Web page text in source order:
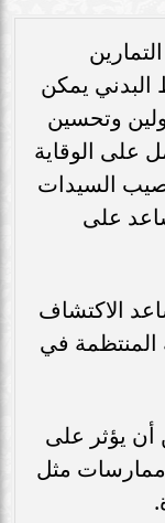
البدني يمكن
وتحسين
على الوقاية
السيدات
على
الاكتشاف
المنتظمة في
أن يؤثر على
ممارسات مثل